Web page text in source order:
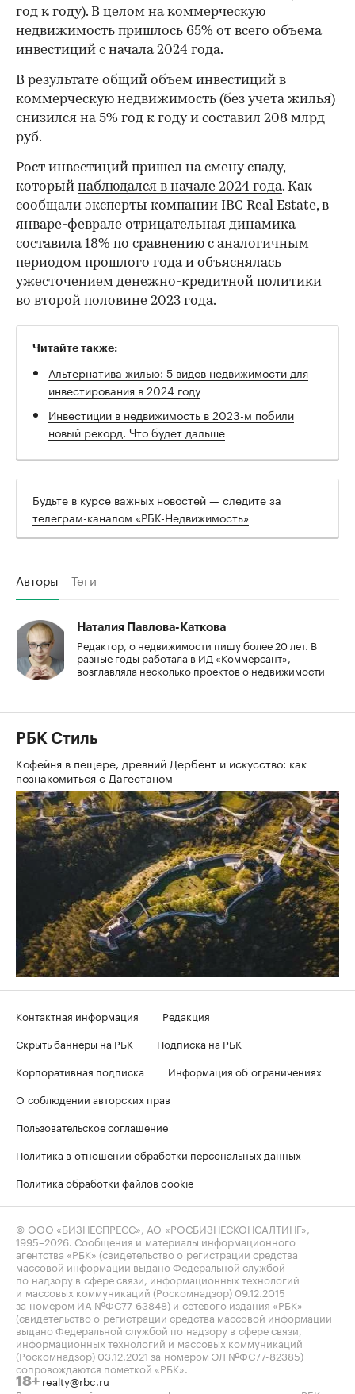
год к году). В целом на коммерческую
недвижимость пришлось 65% от всего объема
инвестиций с начала 2024 года.
В результате общий объем инвестиций в
коммерческую недвижимость (без учета жилья)
снизился на 5% год к году и составил 208 млрд
руб.
Рост инвестиций пришел на смену спаду,
который наблюдался в начале 2024 года. Как
сообщали эксперты компании IBC Real Estate, в
январе-феврале отрицательная динамика
составила 18% по сравнению с аналогичным
периодом прошлого года и объяснялась
ужесточением денежно-кредитной политики
во второй половине 2023 года.
Читайте также:
Альтернатива жилью: 5 видов недвижимости для
инвестирования в 2024 году
Инвестиции в недвижимость в 2023-м побили
новый рекорд. Что будет дальше
Будьте в курсе важных новостей — следите за
телеграм-каналом «РБК-Недвижимость»
Авторы Теги
Наталия Павлова-Каткова
Редактор, о недвижимости пишу более 20 лет. В
разные годы работала в ИД «Коммерсант»,
возглавляла несколько проектов о недвижимости
РБК Стиль
Кофейня в пещере, древний Дербент и искусство: как
познакомиться с Дагестаном
Контактная информация
Редакция
Скрыть баннеры на РБК
Подписка на РБК
Корпоративная подписка
Информация об ограничениях
О соблюдении авторских прав
Пользовательское соглашение
Политика в отношении обработки персональных данных
Политика обработки файлов cookie
© ООО «БИЗНЕСПРЕСС», АО «РОСБИЗНЕСКОНСАЛТИНГ»,
1995–2026 . Сообщения и материалы информационного
агентства «РБК» (свидетельство о регистрации средства
массовой информации выдано Федеральной службой
по надзору в сфере связи, информационных технологий
и массовых коммуникаций (Роскомнадзор) 09.12.2015
за номером ИА №ФС77-63848) и сетевого издания «РБК»
(свидетельство о регистрации средства массовой информации
выдано Федеральной службой по надзору в сфере связи,
информационных технологий и массовых коммуникаций
(Роскомнадзор) 03.12.2021 за номером ЭЛ №ФС77-82385)
сопровождаются пометкой «РБК».
18+ realty@rbc.ru